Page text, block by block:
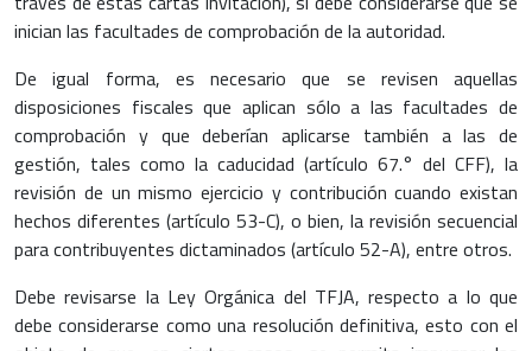
inician las facultades de comprobación de la autoridad.
De igual forma, es necesario que se revisen aquellas
disposiciones fiscales que aplican sólo a las facultades de
comprobación y que deberían aplicarse también a las de
gestión, tales como la caducidad (artículo 67.° del CFF), la
revisión de un mismo ejercicio y contribución cuando existan
hechos diferentes (artículo 53-C), o bien, la revisión secuencial
para contribuyentes dictaminados (artículo 52-A), entre otros.
Debe revisarse la Ley Orgánica del TFJA, respecto a lo que
debe considerarse como una resolución definitiva, esto con el